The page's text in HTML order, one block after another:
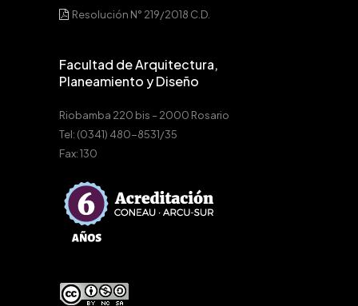
Resolución N° 219/2018 C.D.
Facultad de Arquitectura,
Planeamiento y Diseño
Riobamba 220 bis – 2000 Rosario
Tel: (0341) 480-8531/35
Fax: 130